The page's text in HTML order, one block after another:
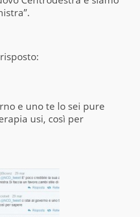
e uno te lo sei pure
usi, così per